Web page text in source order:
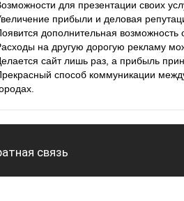
для презентации своих
прибыли и деловая
дополнительная возможность
на другую дорогую рекламу
сайт лишь раз, а прибыль
способ коммуникации
связь